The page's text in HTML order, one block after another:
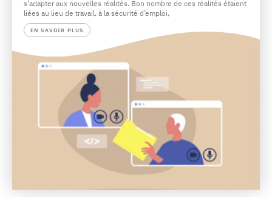
s’adapter aux nouvelles réalités. Bon nombre de ces réalités étaient
liées au lieu de travail, à la sécurité d’emploi,
EN SAVOIR PLUS